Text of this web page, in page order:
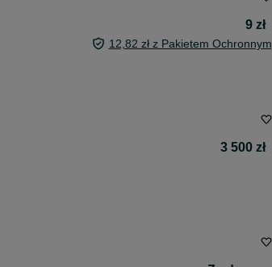
9 zł
12,82 zł z Pakietem Ochronnym
3 500 zł